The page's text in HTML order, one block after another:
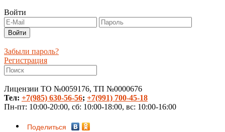
Войти
Забыли пароль?
Регистрация
Лицензии ТО №0059176, ТП №0000676
Тел: +7(985) 630-56-56; +7(991) 700-45-18
Пн-пт: 10:00-20:00, сб: 10:00-18:00, вс: 10:00-16:00
Поделиться